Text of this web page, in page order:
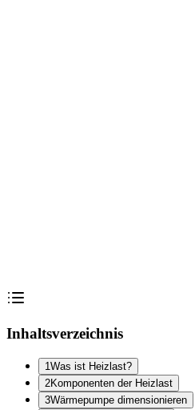
Inhaltsverzeichnis
1Was ist Heizlast?
2Komponenten der Heizlast
3Wärmepumpe dimensionieren